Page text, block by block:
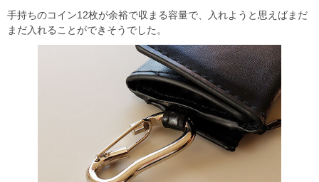
手持ちのコイン12枚が余裕で収まる容量で、入れようと思えばまだ
まだ入れることができそうでした。